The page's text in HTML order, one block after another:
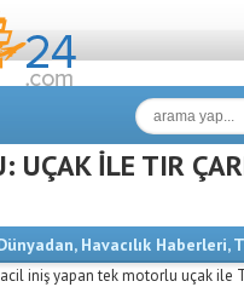
UÇAK İLE TIR
, Havacılık Haberleri,
iniş yapan tek motorlu uçak ile